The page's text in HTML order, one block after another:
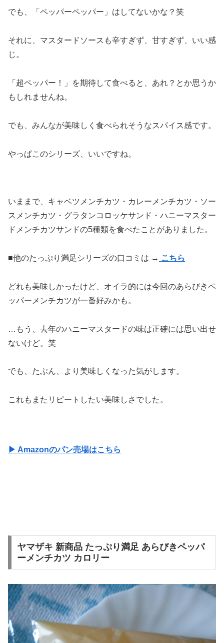
でも、「ペッパーペッパー」はしてないかな？笑
それに、マスタードソースも辛すぎず、甘すぎず、いい感
じ。
「超ペッパー！」を期待して食べると、あれ？とか思うか
もしれませんね。
でも、みんなが美味しく食べられそうなスパイス感です。
やっぱこのシリーズ、いいですね。
いままで、キャベツメンチカツ・カレーメンチカツ・ソー
スメンチカツ・グラタンコロッケサンド・ハニーマスター
ドメンチカツサンドの5種類を食べたことがありました。
■他のたっぷり満足シリーズの口コミは → こちら
どれも美味しかったけど、オイラ的には今回のあらびきペ
ッパーメンチカツが一番好みかも。
…もう、去年のハニーマスタードの味は正確には思い出せ
ないけど。笑
でも、たぶん、より美味しくなった気がします。
これもまたリピートしたい美味しさでした。
▶ Amazonのパン売場はこちら
ヤマザキ 新商品 たっぷり満足 あらびきペッパ
ーメンチカツ カロリー